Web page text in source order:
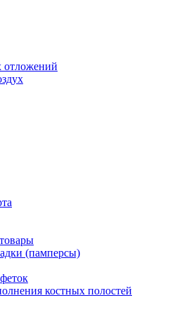
отложений
(памперсы)
костных полостей